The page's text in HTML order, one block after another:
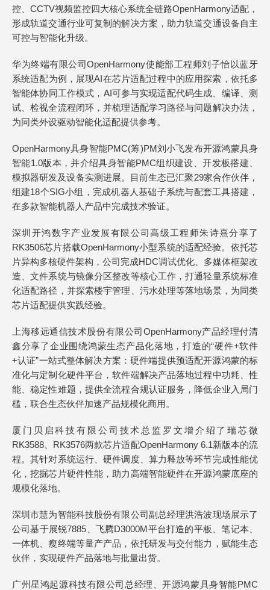
控、CCTV视频监控四大核心系统全链路OpenHarmony适配，
形成轨道交通行业可复制的解决方案，助力轨道交通设备自主
可控与智能化升级。
华为终端有限公司OpenHarmony使能部工程师刘子怡以蓝牙
系统适配为例，展现AI在芯片适配过程中的应用探索，依托多
智能体协同工作模式，AI可参与实现适配代码生成、编译、测
试、检视全流程闭环，并梳理适配学习路径与问题解决办法，
为同类外设驱动智能化适配提供参考。
OpenHarmony具身智能PMC(筹)PM刘小飞发布开源鸿蒙具身
智能1.0版本，并介绍具身智能PMC组织建设、开发板搭建、
模拟器研发及设备实测进展。目前生态已汇聚29家合作伙伴，
组建18个SIG小组，完成机器人基础子系统与配套工具搭建，
在多款智能机器人产品中完成技术验证。
深圳开鸿数字产业发展有限公司高级工程师朱诗熹分享了
RK3506芯片搭载OpenHarmony小型系统的适配经验。依托芯
片异构多核硬件架构，公司完成HDC调试优化、多媒体框架改
造、文件系统与镜像分区整改等核心工作，打通轻量系统标准
化适配路径，并探索楼宇管理、污水处理等落地场景，为同类
芯片适配提供实践经验。
上海移远通信技术股份有限公司OpenHarmony产品经理付清
鑫分享了企业围绕鸿蒙生态产品化落地，打造的“硬件+软件
+认证”一站式整体解决方案：硬件端提供预适配开源鸿蒙的标
准化与定制化硬件平台，软件端解决产品落地过程中功耗、性
能、稳定性难题，提供全流程合规认证服务，降低企业入局门
槛，联合生态伙伴加速产品规模化商用。
厦门贝启科技有限公司技术总监罗文增介绍了瑞芯微
RK3588、RK3576两款芯片适配OpenHarmony 6.1新版本的流
程。其针对系统运行、硬件调度、算力释放等环节完成性能优
化，挖掘芯片硬件性能，助力高端智能硬件在开源鸿蒙底座的
规模化落地。
深圳市慧为智能科技股份有限公司副总经理洪浩波现场展示了
公司基于展锐7885、飞腾D3000M平台打造的平板、笔记本、
一体机、瘦终端等量产产品，依托研发与交付能力，赋能生态
伙伴，实现硬件产品落地与批量出货。
广州星鸿起源科技有限公司总经理、开源鸿蒙具身智能PMC